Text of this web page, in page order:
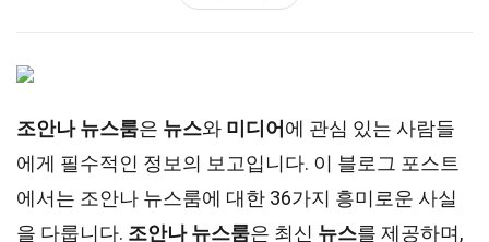
조안나 뉴스룸은 뉴스와 미디어 에 관심 있는 사람들
에게 필수적인 정보의 보고입니다. 이 블로그 포스트
에서는 조안나 뉴스룸에 대한 36가지 흥미로운 사실
을 다룹니다. 조안나 뉴스룸은 최신 뉴스를 제공하며,